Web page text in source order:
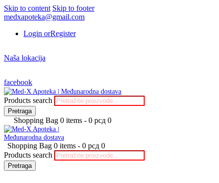
Skip to content Skip to footer
medxapoteka@gmail.com
Login orRegister
Naša lokacija
facebook
Products search
Pretraga
Shopping Bag 0 items - 0 рсд 0
Shopping Bag 0 items - 0 рсд 0
Products search
Pretraga